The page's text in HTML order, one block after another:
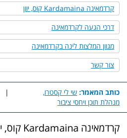
קרדמאינה Kardamaina קוס, יוון
דרכי הגעה לקרדמאינה
מגוון המלצות לינה בקרדמאינה
צור קשר
כותב המאמר: שי לי קסטרו,
מנהלת תוכן ויחסי ציבור
|
קרדמאינה Kardamaina קוס, יוון